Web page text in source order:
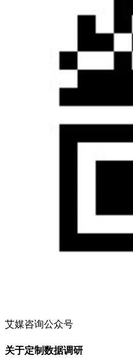
艾媒咨询公众号
关于定制数据调研